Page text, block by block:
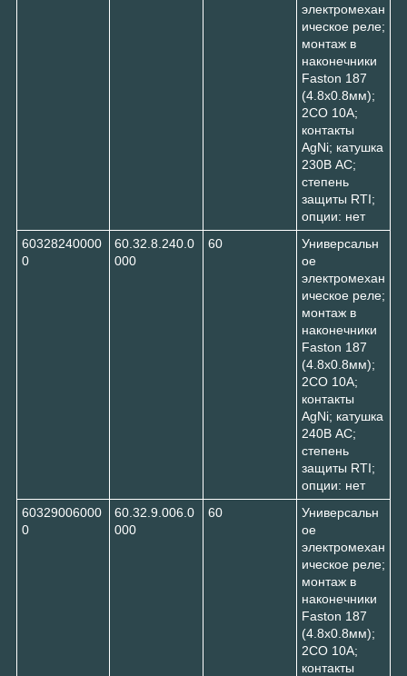
электромехан
ическое реле;
монтаж в
наконечники
Faston 187
(4.8х0.8мм);
2CO 10A;
контакты
AgNi; катушка
230В AC;
степень
защиты RTI;
опции: нет
60328240000
0
60.32.8.240.0
000
60
Универсальн
ое
электромехан
ическое реле;
монтаж в
наконечники
Faston 187
(4.8х0.8мм);
2CO 10A;
контакты
AgNi; катушка
240В AC;
степень
защиты RTI;
опции: нет
60329006000
0
60.32.9.006.0
000
60
Универсальн
ое
электромехан
ическое реле;
монтаж в
наконечники
Faston 187
(4.8х0.8мм);
2CO 10A;
контакты